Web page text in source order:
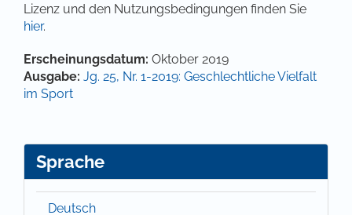
Lizenz und den Nutzungsbedingungen finden Sie
hier.
Artikel-Details
Erscheinungsdatum: Oktober 2019
Ausgabe: Jg. 25, Nr. 1-2019: Geschlechtliche Vielfalt
im Sport
Sprache
Deutsch